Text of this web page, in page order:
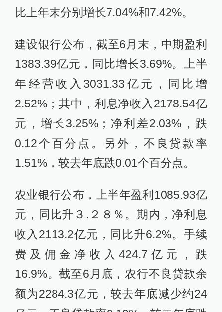
比上年末分别增长7.04%和7.42%。
建设银行公布，截至6月末，中期盈利
1383.39亿元，同比增长3.69%。上半
年经营收入3031.33亿元，同比增
2.52%；其中，利息净收入2178.54亿
元，增长3.25%；净利差2.03%，跌
0.12个百分点。另外，不良贷款率
1.51%，较去年底跌0.01个百分点。
农业银行公布，上半年盈利1085.93亿
元，同比升３.２８％。期内，净利息
收入2113.2亿元，同比升6.2%。手续
费及佣金净收入424.7亿元，跌
16.9%。截至6月底，农行不良贷款余
额为2284.3亿元，较去年底减少约24